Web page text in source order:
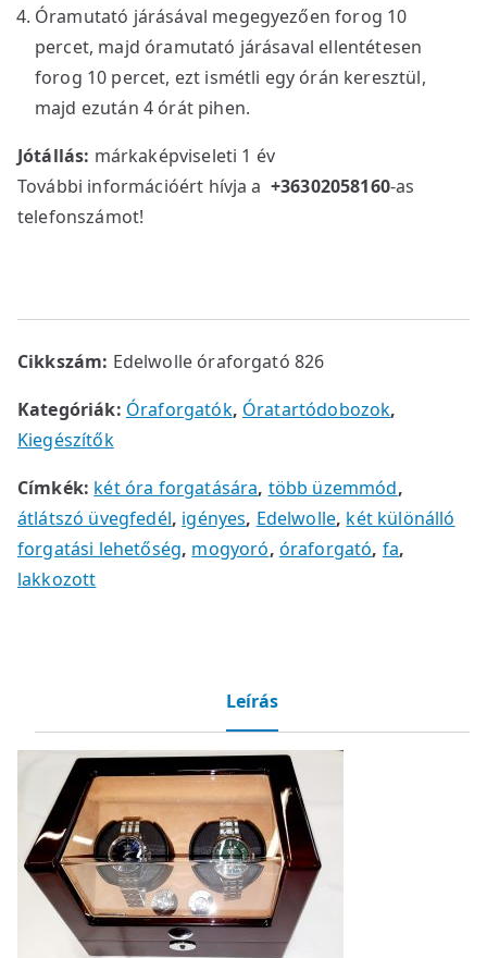
Óramutató járásával megegyezően forog 10
percet, majd óramutató járásaval ellentétesen
forog 10 percet, ezt ismétli egy órán keresztül,
majd ezután 4 órát pihen.
Jótállás: márkaképviseleti 1 év
További információért hívja a +36302058160-as
telefonszámot!
Cikkszám: Edelwolle óraforgató 826
Kategóriák: Óraforgatók, Óratartódobozok,
Kiegészítők
Címkék: két óra forgatására, több üzemmód,
átlátszó üvegfedél, igényes, Edelwolle, két különálló
forgatási lehetőség, mogyoró, óraforgató, fa,
lakkozott
Leírás